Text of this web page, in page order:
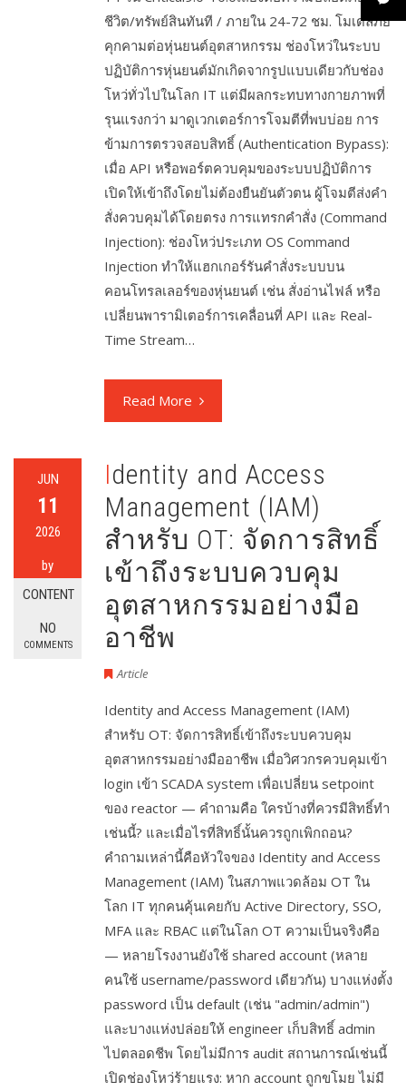
ชีวิต/ทรัพย์สินทันที / ภายใน 24-72 ชม. โมเดลภัย
คุกคามต่อหุ่นยนต์อุตสาหกรรม ช่องโหว่ในระบบ
ปฏิบัติการหุ่นยนต์มักเกิดจากรูปแบบเดียวกับช่อง
โหว่ทั่วไปในโลก IT แต่มีผลกระทบทางกายภาพที่
รุนแรงกว่า มาดูเวกเตอร์การโจมตีที่พบบ่อย การ
ข้ามการตรวจสอบสิทธิ์ (Authentication Bypass):
เมื่อ API หรือพอร์ตควบคุมของระบบปฏิบัติการ
เปิดให้เข้าถึงโดยไม่ต้องยืนยันตัวตน ผู้โจมตีส่งคำ
สั่งควบคุมได้โดยตรง การแทรกคำสั่ง (Command
Injection): ช่องโหว่ประเภท OS Command
Injection ทำให้แฮกเกอร์รันคำสั่งระบบบน
คอนโทรลเลอร์ของหุ่นยนต์ เช่น สั่งอ่านไฟล์ หรือ
เปลี่ยนพารามิเตอร์การเคลื่อนที่ API และ Real-
Time Stream…
Read More
JUN
11
2026
by
CONTENT
NO
COMMENTS
Identity and Access
Management (IAM)
สำหรับ OT: จัดการสิทธิ์
เข้าถึงระบบควบคุม
อุตสาหกรรมอย่างมือ
อาชีพ
Article
Identity and Access Management (IAM)
สำหรับ OT: จัดการสิทธิ์เข้าถึงระบบควบคุม
อุตสาหกรรมอย่างมืออาชีพ เมื่อวิศวกรควบคุมเข้า
login เข้า SCADA system เพื่อเปลี่ยน setpoint
ของ reactor — คำถามคือ ใครบ้างที่ควรมีสิทธิ์ทำ
เช่นนี้? และเมื่อไรที่สิทธิ์นั้นควรถูกเพิกถอน?
คำถามเหล่านี้คือหัวใจของ Identity and Access
Management (IAM) ในสภาพแวดล้อม OT ใน
โลก IT ทุกคนคุ้นเคยกับ Active Directory, SSO,
MFA และ RBAC แต่ในโลก OT ความเป็นจริงคือ
— หลายโรงงานยังใช้ shared account (หลาย
คนใช้ username/password เดียวกัน) บางแห่งตั้ง
password เป็น default (เช่น "admin/admin")
และบางแห่งปล่อยให้ engineer เก็บสิทธิ์ admin
ไปตลอดชีพ โดยไม่มีการ audit สถานการณ์เช่นนี้
เปิดช่องโหว่ร้ายแรง: หาก account ถูกขโมย ไม่มี